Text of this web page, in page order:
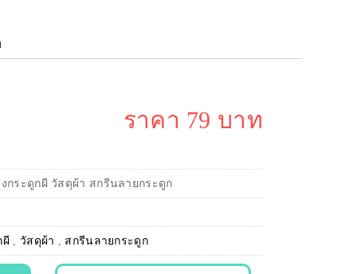
ราคา 79 บาท
กระดูกผี วัสดุผ้า สกรีนลายกระดูก
ผี , วัสดุผ้า , สกรีนลายกระดูก